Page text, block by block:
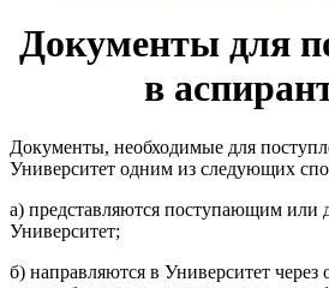
Документы для
в
Документы, необходимые для
Университет одним из следующих
а) представляются поступающим или
Университет;
б) направляются в Университет через